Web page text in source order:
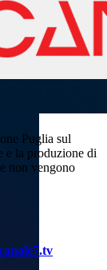
Puglia sul
e la produzione di
non vengono